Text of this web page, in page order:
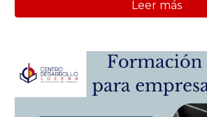
Leer más